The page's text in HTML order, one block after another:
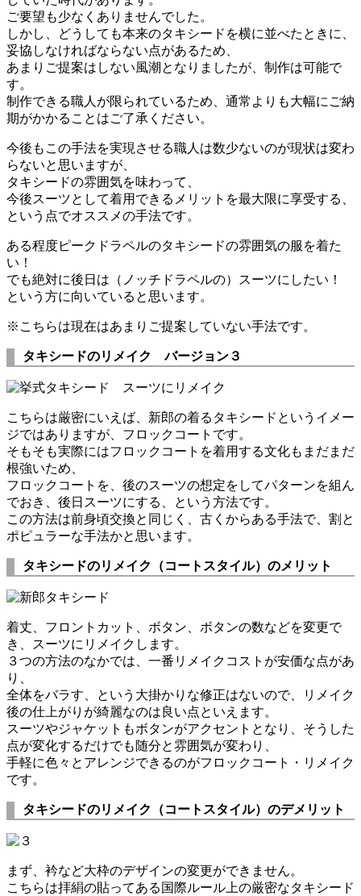
ご要望も少なくありませんでした。
しかし、どうしても本来のタキシードを横に並べたときに、
妥協しなければならない点があるため、
あまりご提案はしない風潮となりましたが、制作は可能で
す。
制作できる職人が限られているため、通常よりも大幅にご納
期がかかることはご了承ください。
今後もこの手法を実現させる職人は数少ないのが現状は変わ
らないと思いますが、
タキシードの雰囲気を味わって、
今後スーツとして着用できるメリットを最大限に享受する、
という点でオススメの手法です。
ある程度ピークドラペルのタキシードの雰囲気の服を着た
い！
でも絶対に後日は（ノッチドラペルの）スーツにしたい！
という方に向いていると思います。
※こちらは現在はあまりご提案していない手法です。
タキシードのリメイク バージョン３
こちらは厳密にいえば、新郎の着るタキシードというイメー
ジではありますが、フロックコートです。
そもそも実際にはフロックコートを着用する文化もまだまだ
根強いため、
フロックコートを、後のスーツの想定をしてパターンを組ん
でおき、後日スーツにする、という方法です。
この方法は前身頃交換と同じく、古くからある手法で、割と
ポピュラーな手法かと思います。
タキシードのリメイク（コートスタイル）のメリット
着丈、フロントカット、ボタン、ボタンの数などを変更で
き、スーツにリメイクします。
３つの方法のなかでは、一番リメイクコストが安価な点があ
り、
全体をバラす、という大掛かりな修正はないので、リメイク
後の仕上がりが綺麗なのは良い点といえます。
スーツやジャケットもボタンがアクセントとなり、そうした
点が変化するだけでも随分と雰囲気が変わり、
手軽に色々とアレンジできるのがフロックコート・リメイク
です。
タキシードのリメイク（コートスタイル）のデメリット
まず、衿など大枠のデザインの変更ができません。
こちらは拝絹の貼ってある国際ルール上の厳密なタキシード